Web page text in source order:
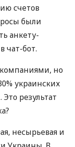
счетов
были
анкету-
чат-бот.
компаниями, но
украинских
результат
несырьевая и